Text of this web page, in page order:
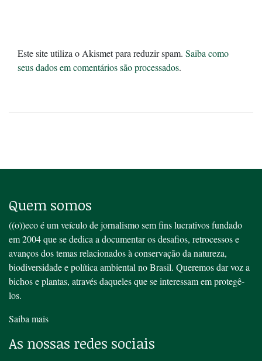
Este site utiliza o Akismet para reduzir spam. Saiba como
seus dados em comentários são processados.
Quem somos
((o))eco é um veículo de jornalismo sem fins lucrativos fundado
em 2004 que se dedica a documentar os desafios, retrocessos e
avanços dos temas relacionados à conservação da natureza,
biodiversidade e política ambiental no Brasil. Queremos dar voz a
bichos e plantas, através daqueles que se interessam em protegê-
los.
Saiba mais
As nossas redes sociais